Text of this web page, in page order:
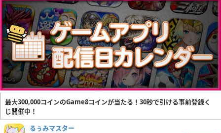
最大300,000コインのGame8コインが当たる！30秒で引ける事前登録く
じ開催中！
るぅみマスター